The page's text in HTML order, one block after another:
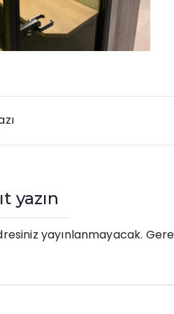
yazın
yayınlanmayacak.